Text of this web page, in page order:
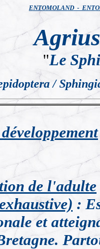
ENTOMOLAND -
"Le
/
de l'adulte
:
et